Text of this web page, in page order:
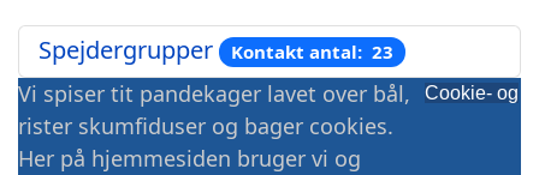
Spejdergrupper Kontakt antal: 23
Vi spiser tit pandekager lavet over bål,
rister skumfiduser og bager cookies.
Her på hjemmesiden bruger vi og
Cookie- og